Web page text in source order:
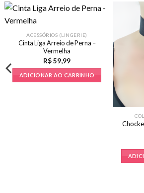
ACESSÓRIOS (LINGERIE)
Cinta Liga Arreio de Perna –
Vermelha
R$59,99
ADICIONAR AO CARRINHO